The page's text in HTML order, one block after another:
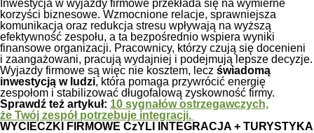
Inwestycja w wyjazdy firmowe przekłada się na wymierne
korzyści biznesowe. Wzmocnione relacje, sprawniejsza
komunikacja oraz redukcja stresu wpływają na wyższą
efektywność zespołu, a ta bezpośrednio wspiera wyniki
finansowe organizacji. Pracownicy, którzy czują się docenieni
i zaangażowani, pracują wydajniej i podejmują lepsze decyzje.
Wyjazdy firmowe są więc nie kosztem, lecz świadomą
inwestycją w ludzi, która pomaga przywrócić energię
zespołom i stabilizować długofalową zyskowność firmy.
Sprawdź też artykuł: 10 sygnałów ostrzegawczych,
że Twój zespół potrzebuje integracji.
WYCIECZKI FIRMOWE CzYLI INTEGRACJA + TURYSTYKA